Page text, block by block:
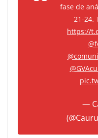
fase de
21-24.
https://
—